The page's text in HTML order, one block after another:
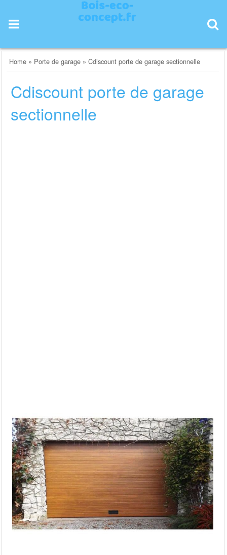
content
Home » Porte de garage »Cdiscount porte de garage sectionnelle
Cdiscount porte de garage
sectionnelle